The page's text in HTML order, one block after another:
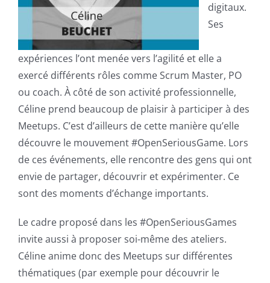
digitaux.
Ses
expériences l’ont menée vers l’agilité et elle a
exercé différents rôles comme Scrum Master, PO
ou coach. À côté de son activité professionnelle,
Céline prend beaucoup de plaisir à participer à des
Meetups. C’est d’ailleurs de cette manière qu’elle
découvre le mouvement #OpenSeriousGame. Lors
de ces événements, elle rencontre des gens qui ont
envie de partager, découvrir et expérimenter. Ce
sont des moments d’échange importants.
Le cadre proposé dans les #OpenSeriousGames
invite aussi à proposer soi-même des ateliers.
Céline anime donc des Meetups sur différentes
thématiques (par exemple pour découvrir le